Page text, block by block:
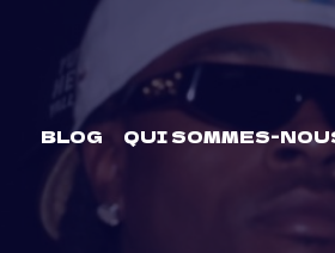
BLOG QUI SOMMES-